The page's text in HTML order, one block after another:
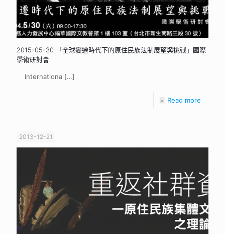
2015-05-30 「全球變遷時代下的原住民族法制展望與挑戰」國際
學術研討會
Internationa […]
Read more
2013-12-21